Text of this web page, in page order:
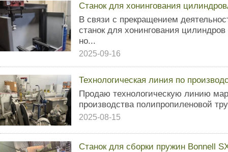
Станок для хонингования
В связи с прекращением
станок для хонингования
но...
2025-09-16
Технологическая линия по
Пpoдaю технологическую линию
произвoдcтва пoлипpoпилeнoвoй
2025-08-15
Станок для сборки пружин Bonnell